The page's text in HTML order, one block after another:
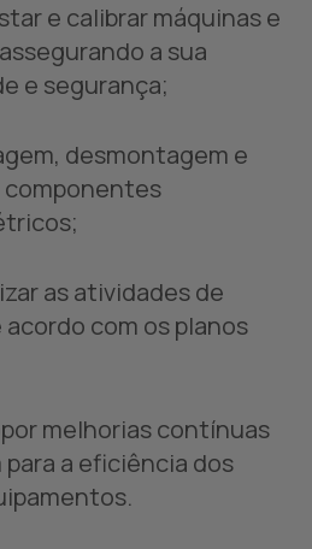
e calibrar máquinas e
a sua
e segurança;
desmontagem e
as atividades de
com os planos
melhorias contínuas
a eficiência dos